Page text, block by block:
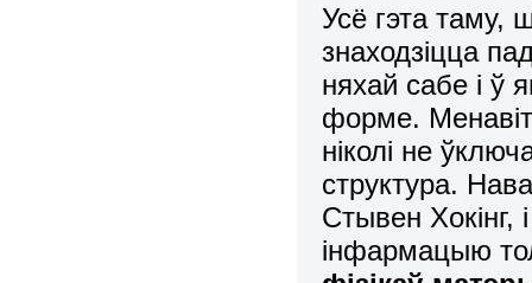
Усё гэта таму,
знаходзіцца
няхай сабе і ў
форме.
ніколі не
структура.
Стывен Хокінг,
інфармацыю